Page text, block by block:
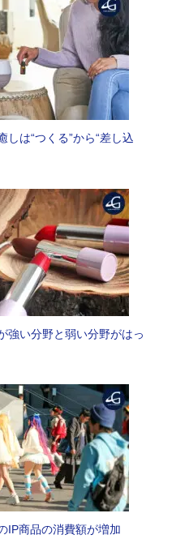
は“つくる”から“差し込
強い分野と弱い分野がはっ
商品の消費額が増加